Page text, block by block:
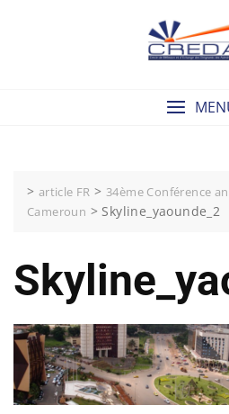
> article FR > 34ème Conférence
Cameroun > Skyline_yaounde_2